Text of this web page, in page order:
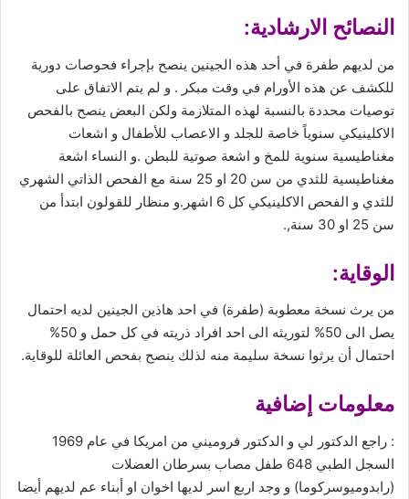
النصائح الارشادية:
من لديهم طفرة في أحد هذه الجينين ينصح بإجراء فحوصات دورية
للكشف عن هذه الأورام في وقت مبكر . و لم يتم الاتفاق على
توصيات محددة بالنسبة لهذه المتلازمة ولكن البعض ينصح بالفحص
الاكلينيكي سنوياً خاصة للجلد و الاعصاب للأطفال و اشعات
مغناطيسية سنوية للمخ و اشعة صوتية للبطن .و النساء اشعة
مغناطيسية للثدي من سن 20 او 25 سنة مع الفحص الذاتي الشهري
للثدي و الفحص الاكلينيكي كل 6 اشهر.و منظار للقولون ابتدأ من
سن 25 او 30 سنة,.
الوقاية:
من يرث نسخة معطوبة (طفرة) في احد هاذين الجينين لديه احتمال
يصل الى 50% لتوريثه الى احد افراد ذريته في كل حمل و 50%
احتمال أن يرثوا نسخة سليمة منه لذلك ينصح بفحص العائلة للوقاية.
معلومات إضافية
: راجع الدكتور لي و الدكتور فروميني من امريكا في عام 1969
السجل الطبي 648 طفل مصاب بسرطان العضلات
(رابدوميوسركوما) و وجد اربع اسر لديها اخوان او أبناء عم لديهم أيضا